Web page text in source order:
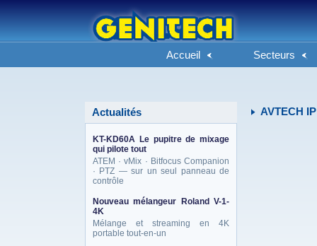
Accueil Secteurs
Actualités
KT-KD60A Le pupitre de mixage
qui pilote tout
ATEM · vMix · Bitfocus Companion
· PTZ — sur un seul panneau de
contrôle
Nouveau mélangeur Roland V-1-
4K
Mélange et streaming en 4K
portable tout-en-un
AVTECH